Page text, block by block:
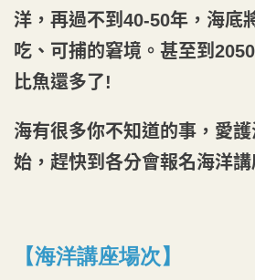
洋，再過不到40-50年，海底
吃、可捕的窘境。 甚至到
比魚還多了!
海有很多你不知道的事，愛
始，趕快到各分會報名海洋
【海洋講座場次】